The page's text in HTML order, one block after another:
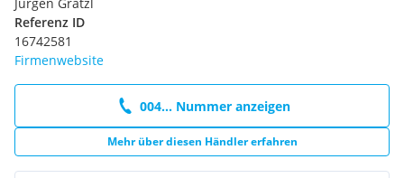
Jürgen Gratzl
Referenz ID
16742581
Firmenwebsite
004... Nummer anzeigen
Mehr über diesen Händler erfahren